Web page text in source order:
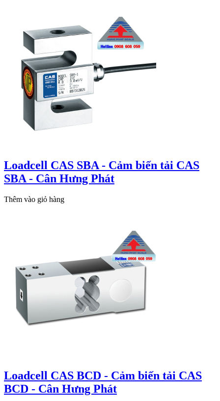
Loadcell CAS SBA - Cảm biến tải CAS
SBA - Cân Hưng Phát
Thêm vào giỏ hàng
Loadcell CAS BCD - Cảm biến tải CAS
BCD - Cân Hưng Phát